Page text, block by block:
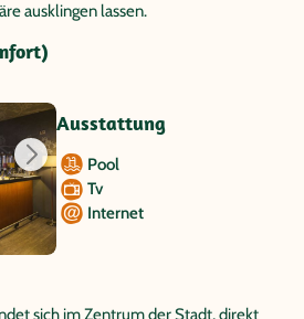
ausklingen lassen.
Ausstattung
Pool
Tv
Internet
sich im Zentrum der Stadt, direkt